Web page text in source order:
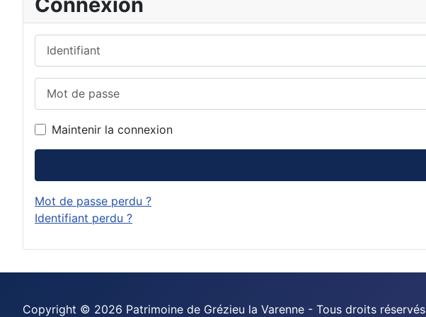
Maintenir la connexion
Mot de passe perdu ?
Identifiant perdu ?
Copyright © 2026 Patrimoine de Grézieu la Varenne - Tous droits réservés